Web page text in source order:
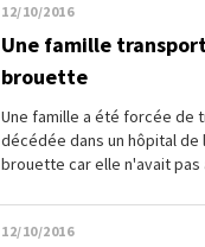
12/10/2016
Une famille
brouette
Une famille a été forcée de
décédée dans un hôpital de
brouette car elle n'avait pas
12/10/2016